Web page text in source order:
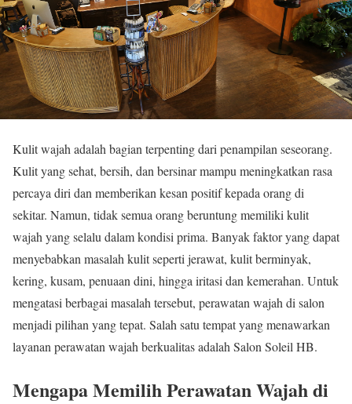
Kulit wajah adalah bagian terpenting dari penampilan seseorang.
Kulit yang sehat, bersih, dan bersinar mampu meningkatkan rasa
percaya diri dan memberikan kesan positif kepada orang di
sekitar. Namun, tidak semua orang beruntung memiliki kulit
wajah yang selalu dalam kondisi prima. Banyak faktor yang dapat
menyebabkan masalah kulit seperti jerawat, kulit berminyak,
kering, kusam, penuaan dini, hingga iritasi dan kemerahan. Untuk
mengatasi berbagai masalah tersebut, perawatan wajah di salon
menjadi pilihan yang tepat. Salah satu tempat yang menawarkan
layanan perawatan wajah berkualitas adalah Salon Soleil HB.
Mengapa Memilih Perawatan Wajah di